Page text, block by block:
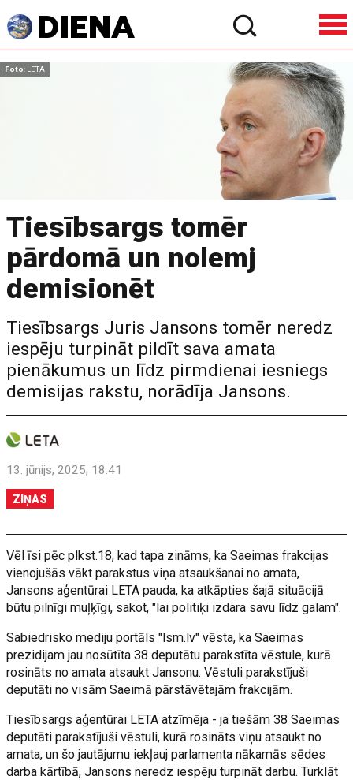
Foto: LETA
Tiesībsargs tomēr
pārdomā un nolemj
demisionēt
Tiesībsargs Juris Jansons tomēr neredz
iespēju turpināt pildīt sava amata
pienākumus un līdz pirmdienai iesniegs
demisijas rakstu, norādīja Jansons.
13. jūnijs, 2025, 18:41
ZIŅAS
Vēl īsi pēc plkst.18, kad tapa zināms, ka Saeimas frakcijas
vienojušās vākt parakstus viņa atsaukšanai no amata,
Jansons aģentūrai LETA pauda, ka atkāpties šajā situācijā
būtu pilnīgi muļķīgi, sakot, "lai politiķi izdara savu līdz galam".
Sabiedrisko mediju portāls "lsm.lv" vēsta, ka Saeimas
prezidijam jau nosūtīta 38 deputātu parakstīta vēstule, kurā
rosināts no amata atsaukt Jansonu. Vēstuli parakstījuši
deputāti no visām Saeimā pārstāvētajām frakcijām.
Tiesībsargs aģentūrai LETA atzīmēja - ja tiešām 38 Saeimas
deputāti parakstījuši vēstuli, kurā rosināts viņu atsaukt no
amata, un šo jautājumu iekļauj parlamenta nākamās sēdes
darba kārtībā, Jansons neredz iespēju turpināt darbu. Turklāt